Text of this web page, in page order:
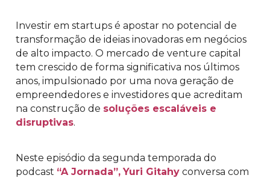
Investir em startups é apostar no potencial de
transformação de ideias inovadoras em negócios
de alto impacto. O mercado de venture capital
tem crescido de forma significativa nos últimos
anos, impulsionado por uma nova geração de
empreendedores e investidores que acreditam
na construção de soluções escaláveis e
disruptivas.
Neste episódio da segunda temporada do
podcast “A Jornada”, Yuri Gitahy conversa com